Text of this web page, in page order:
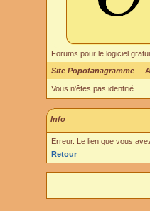
Forums pour le logiciel
Site Popotanagramme
Vous n'êtes pas identifié.
Info
Erreur. Le lien que vous
Retour